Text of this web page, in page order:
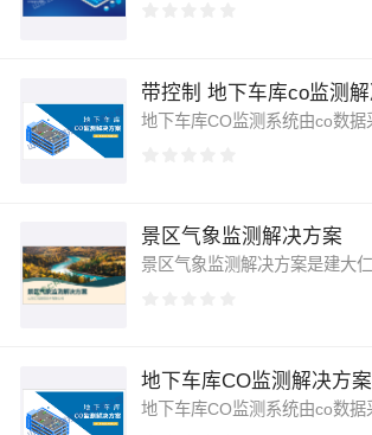
景区气象监测解决方案
地下车库CO监测解决方案